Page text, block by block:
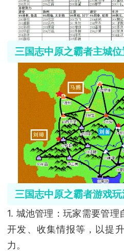
三国志中原之霸者主城位
三国志中原之霸者游戏玩
1. 城池管理：玩家需要管理
开发、收集情报等，以提
力。